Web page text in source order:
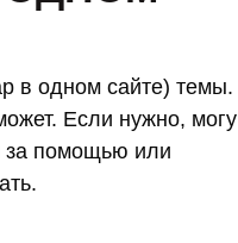
в одном сайте) темы.
Если нужно, могу
за помощью или